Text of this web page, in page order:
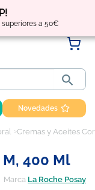
a 50€
compras

Novedades
Cremas y Aceites
M, 400 Ml
Marca La Roche Posay